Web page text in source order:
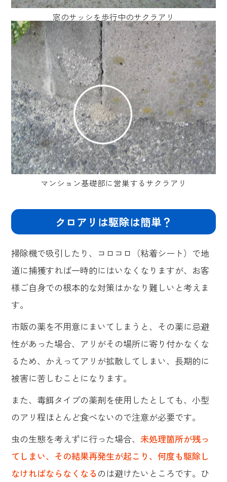
窓のサッシを歩行中のサクラアリ
マンション基礎部に営巣するサクラアリ
クロアリは駆除は簡単？
掃除機で吸引したり、コロコロ（粘着シート）で地
道に捕獲すれば一時的にはいなくなりますが、お客
様ご自身での根本的な対策はかなり難しいと考えま
す。
市販の薬を不用意にまいてしまうと、その薬に忌避
性があった場合、アリがその場所に寄り付かなくな
るため、かえってアリが拡散してしまい、長期的に
被害に苦しむことになります。
また、毒餌タイプの薬剤を使用したとしても、小型
のアリ程ほとんど食べないので注意が必要です。
虫の生態を考えずに行った場合、未処理箇所が残っ
てしまい、その結果再発生が起こり、何度も駆除し
なければならなくなる のは避けたいところです。ひ